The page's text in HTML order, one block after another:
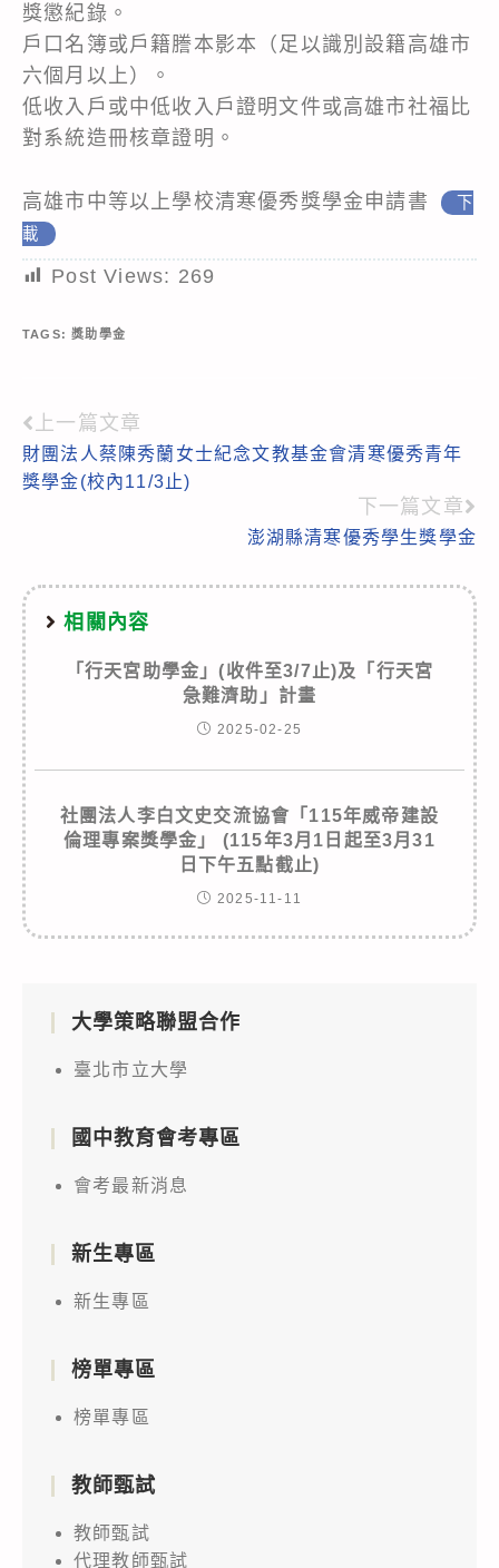
獎懲紀錄。
戶口名簿或戶籍謄本影本（足以識別設籍高雄市
六個月以上）。
低收入戶或中低收入戶證明文件或高雄市社福比
對系統造冊核章證明。
高雄市中等以上學校清寒優秀獎學金申請書
下
載
Post Views: 269
TAGS:獎助學金
Read
more
上一篇文章
財團法人蔡陳秀蘭女士紀念文教基金會清寒優秀青年
獎學金(校內11/3止)
下一篇文章
澎湖縣清寒優秀學生獎學金
相關內容
「行天宮助學金」(收件至3/7止)及「行天宮
急難濟助」計畫
2025-02-25
社團法人李白文史交流協會「115年威帝建設
倫理專案獎學金」 (115年3月1日起至3月31
日下午五點截止)
2025-11-11
大學策略聯盟合作
臺北市立大學
國中教育會考專區
會考最新消息
新生專區
新生專區
榜單專區
榜單專區
教師甄試
教師甄試
代理教師甄試